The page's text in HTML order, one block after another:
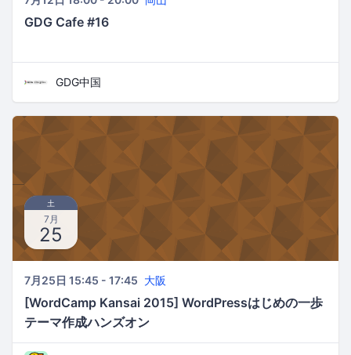
GDG Cafe #16
GDG中国
土
7月
25
7月25日 15:45 - 17:45 大阪
[WordCamp Kansai 2015] WordPressはじめの一歩
テーマ作成ハンズオン